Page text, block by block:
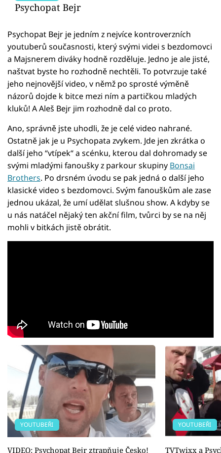
Psychopat Bejr
Psychopat Bejr je jedním z nejvíce kontroverzních
youtuberů současnosti, který svými videi s bezdomovci
a Majsnerem diváky hodně rozděluje. Jedno je ale jisté,
naštvat byste ho rozhodně nechtěli. To potvrzuje také
jeho nejnovější video, v němž po sprosté výměně
názorů dojde k bitce mezi ním a partičkou mladých
kluků! A Aleš Bejr jim rozhodně dal co proto.
Ano, správně jste uhodli, že je celé video nahrané.
Ostatně jak je u Psychopata zvykem. Jde jen zkrátka o
další jeho “vtípek“ a scénku, kterou dal dohromady se
svými mladými fanoušky z parkour skupiny Bonsai
Brothers. Po drsném úvodu se pak jedná o další jeho
klasické video s bezdomovci. Svým fanouškům ale zase
jednou ukázal, že umí udělat slušnou show. A kdyby se
u nás natáčel nějaký ten akční film, tvůrci by se na něj
mohli v bitkách jistě obrátit.
YOUTUBEŘI
VIDEO: Psychopat Bejr ztrapňuje Česko!
YOUTUBEŘI
TVTwixx a